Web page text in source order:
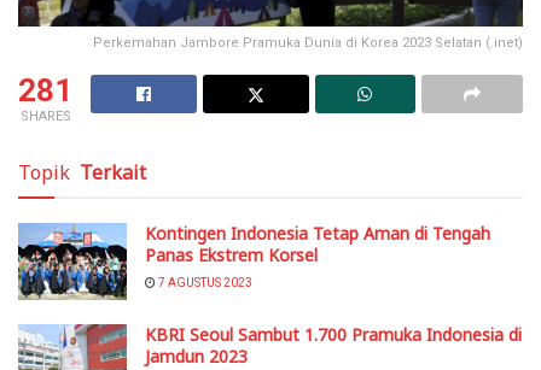
Perkemahan Jambore Pramuka Dunia di Korea 2023 Selatan (.inet)
281
SHARES
Topik Terkait
Kontingen Indonesia Tetap Aman di Tengah
Panas Ekstrem Korsel
7 AGUSTUS 2023
KBRI Seoul Sambut 1.700 Pramuka Indonesia di
Jamdun 2023